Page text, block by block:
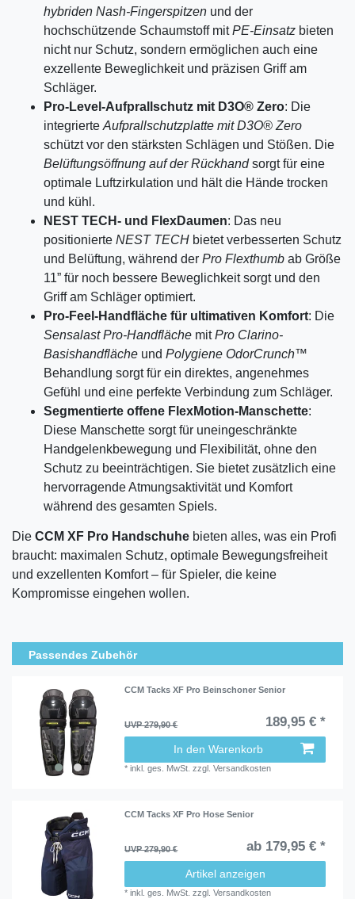
hybriden Nash-Fingerspitzen und der
hochschützende Schaumstoff mitPE-Einsatz bieten
nicht nur Schutz, sondern ermöglichen auch eine
exzellente Beweglichkeit und präzisen Griff am
Schläger.
Pro-Level-Aufprallschutz mit D3O® Zero: Die
integrierte Aufprallschutzplatte mit D3O® Zero
schützt vor den stärksten Schlägen und Stößen. Die
Belüftungsöffnung auf der Rückhandsorgt für eine
optimale Luftzirkulation und hält die Hände trocken
und kühl.
NEST TECH- und FlexDaumen: Das neu
positionierte NEST TECH bietet verbesserten Schutz
und Belüftung, während der Pro Flexthumb ab Größe
11” für noch bessere Beweglichkeit sorgt und den
Griff am Schläger optimiert.
Pro-Feel-Handfläche für ultimativen Komfort: Die
Sensalast Pro-Handfläche mitPro Clarino-
Basishandfläche und Polygiene OdorCrunch™
Behandlung sorgt für ein direktes, angenehmes
Gefühl und eine perfekte Verbindung zum Schläger.
Segmentierte offene FlexMotion-Manschette:
Diese Manschette sorgt für uneingeschränkte
Handgelenkbewegung und Flexibilität, ohne den
Schutz zu beeinträchtigen. Sie bietet zusätzlich eine
hervorragende Atmungsaktivität und Komfort
während des gesamten Spiels.
Die CCM XF Pro Handschuhe bieten alles, was ein Profi
braucht: maximalen Schutz, optimale Bewegungsfreiheit
und exzellenten Komfort – für Spieler, die keine
Kompromisse eingehen wollen.
Passendes Zubehör
CCM Tacks XF Pro Beinschoner Senior
UVP 279,90 € 189,95 € *
In den Warenkorb
*inkl. ges. MwSt. zzgl.Versandkosten
CCM Tacks XF Pro Hose Senior
UVP 279,90 € ab 179,95 € *
Artikel anzeigen
*inkl. ges. MwSt. zzgl.Versandkosten